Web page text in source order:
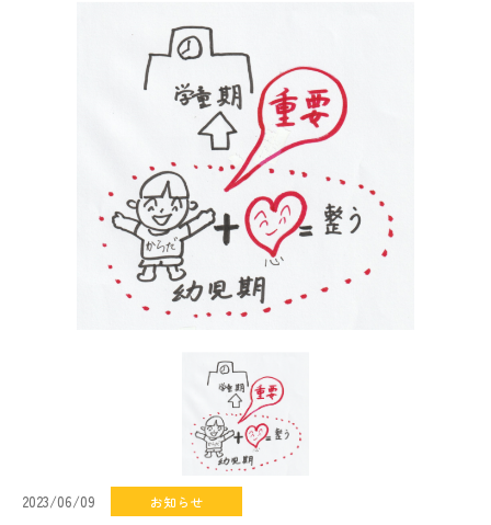
2023/06/09 お知らせ